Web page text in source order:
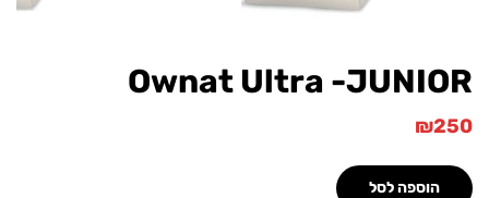
Ownat Ultra -
₪
הוספה לסל